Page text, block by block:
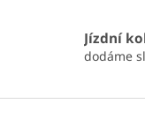
Jízdní
dodáme